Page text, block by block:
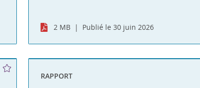
2 MB Publié le 30 juin 2026
RAPPORT